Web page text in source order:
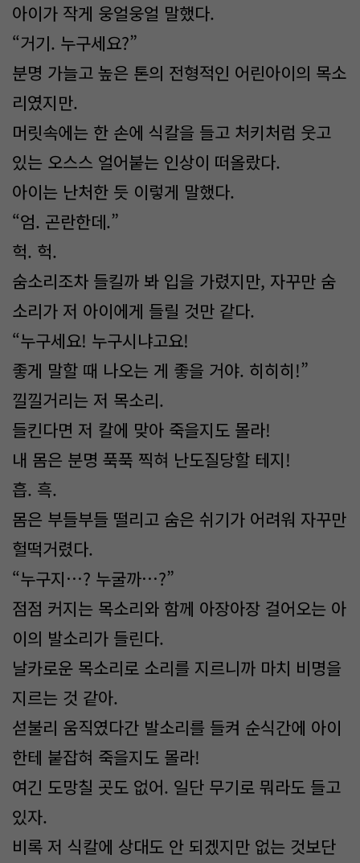
아이가 작게 웅얼웅얼 말했다.
“거기. 누구세요?”
분명 가늘고 높은 톤의 전형적인 어린아이의 목소
리였지만.
머릿속에는 한 손에 식칼을 들고 처키처럼 웃고
있는 오스스 얼어붙는 인상이 떠올랐다.
아이는 난처한 듯 이렇게 말했다.
“엄. 곤란한데.”
헉. 헉.
숨소리조차 들킬까 봐 입을 가렸지만, 자꾸만 숨
소리가 저 아이에게 들릴 것만 같다.
“누구세요! 누구시냐고요!
좋게 말할 때 나오는 게 좋을 거야. 히히히!”
낄낄거리는 저 목소리.
들킨다면 저 칼에 맞아 죽을지도 몰라!
내 몸은 분명 푹푹 찍혀 난도질당할 테지!
흡. 흑.
몸은 부들부들 떨리고 숨은 쉬기가 어려워 자꾸만
헐떡거렸다.
“누구지…? 누굴까…?”
점점 커지는 목소리와 함께 아장아장 걸어오는 아
이의 발소리가 들린다.
날카로운 목소리로 소리를 지르니까 마치 비명을
지르는 것 같아.
섣불리 움직였다간 발소리를 들켜 순식간에 아이
한테 붙잡혀 죽을지도 몰라!
여긴 도망칠 곳도 없어. 일단 무기로 뭐라도 들고
있자.
비록 저 식칼에 상대도 안 되겠지만 없는 것보단